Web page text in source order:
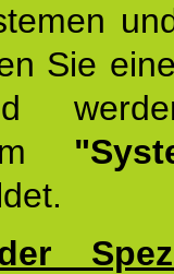
Sie